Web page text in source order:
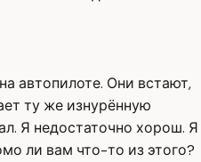
автопилоте. Они встают,
ту же изнурённую
Я недостаточно хорош. Я
ли вам что-то из этого?